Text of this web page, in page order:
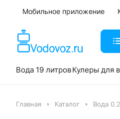
Мобильное приложение
Вода 19 литровКулеры для
Главная Каталог Вода